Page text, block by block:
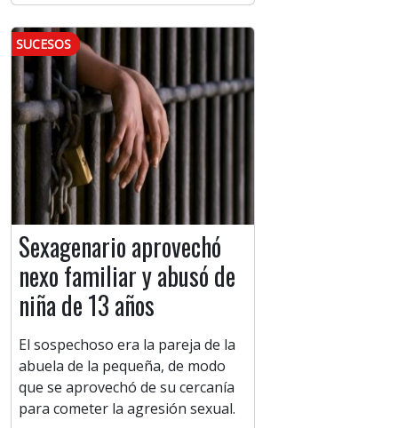
SUCESOS
Sexagenario aprovechó
nexo familiar y abusó de
niña de 13 años
El sospechoso era la pareja de la
abuela de la pequeña, de modo
que se aprovechó de su cercanía
para cometer la agresión sexual.